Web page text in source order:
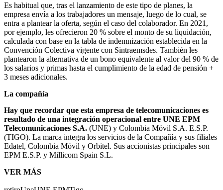
Es habitual que, tras el lanzamiento de este tipo de planes, la
empresa envía a los trabajadores un mensaje, luego de lo cual, se
entra a plantear la oferta, según el caso del colaborador. En 2021,
por ejemplo, les ofrecieron 20 % sobre el monto de su liquidación,
calculada con base en la tabla de indemnización establecida en la
Convención Colectiva vigente con Sintraemsdes. También les
plantearon la alternativa de un bono equivalente al valor del 90 % de
los salarios y primas hasta el cumplimiento de la edad de pensión +
3 meses adicionales.
La compañía
Hay que recordar que esta empresa de telecomunicaciones es
resultado de una integración operacional entre UNE EPM
Telecomunicaciones S.A. (UNE) y Colombia Móvil S.A. E.S.P.
(TIGO). La marca integra los servicios de la Compañía y sus filiales
Edatel, Colombia Móvil y Orbitel. Sus accionistas principales son
EPM E.S.P. y Millicom Spain S.L.
VER MÁS